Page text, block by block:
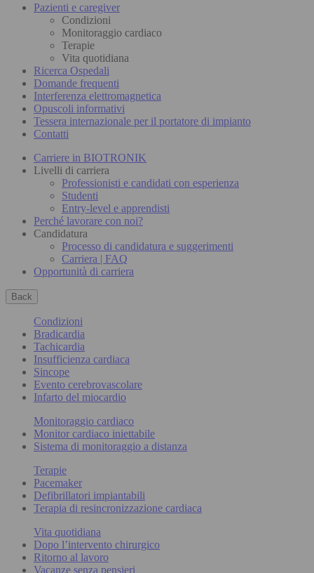
Pazienti e caregiver
Condizioni
Monitoraggio cardiaco
Terapie
Vita quotidiana
Ricerca Ospedali
Domande frequenti
Interferenza elettromagnetica
Opuscoli informativi
Tessera internazionale per il portatore di impianto
Contatti
Carriere in BIOTRONIK
Livelli di carriera
Professionisti e candidati con esperienza
Studenti
Entry-level e apprendisti
Perché lavorare con noi?
Candidatura
Processo di candidatura e suggerimenti
Carriera | FAQ
Opportunità di carriera
Back
Condizioni
Bradicardia
Tachicardia
Insufficienza cardiaca
Sincope
Evento cerebrovascolare
Infarto del miocardio
Monitoraggio cardiaco
Monitor cardiaco iniettabile
Sistema di monitoraggio a distanza
Terapie
Pacemaker
Defibrillatori impiantabili
Terapia di resincronizzazione cardiaca
Vita quotidiana
Dopo l’intervento chirurgico
Ritorno al lavoro
Vacanze senza pensieri